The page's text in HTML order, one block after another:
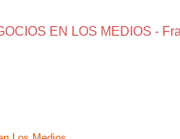
EN LOS MEDIOS -